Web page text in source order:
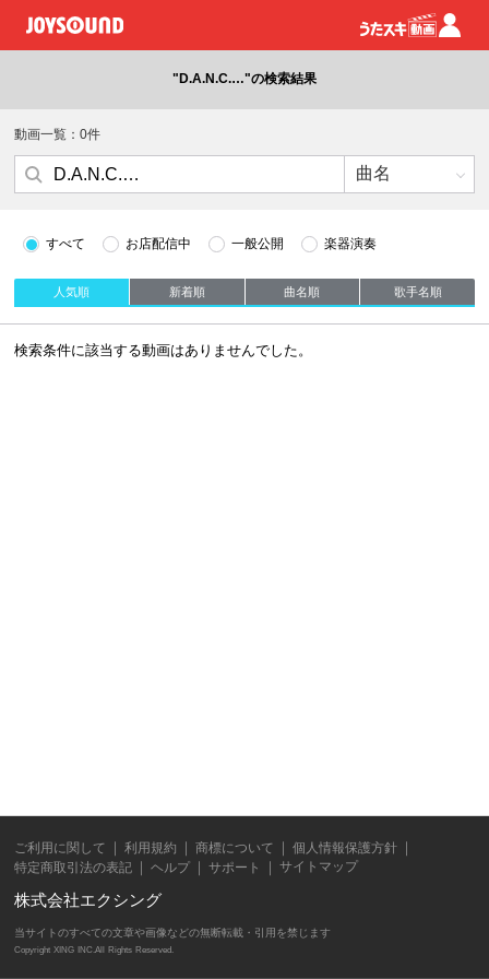
"D.A.N.C.…"の検索結果
動画一覧：0件
すべて お店配信中 一般公開 楽器演奏
人気順 新着順 曲名順 歌手名順
検索条件に該当する動画はありませんでした。
ご利用に関して 利用規約 商標について
個人情報保護方針
特定商取引法の表記
ヘルプ サポート サイトマップ
株式会社エクシング
当サイトのすべての文章や画像などの無断転載・引用を禁じます
Copyright XING INC.All Rights Reserved.